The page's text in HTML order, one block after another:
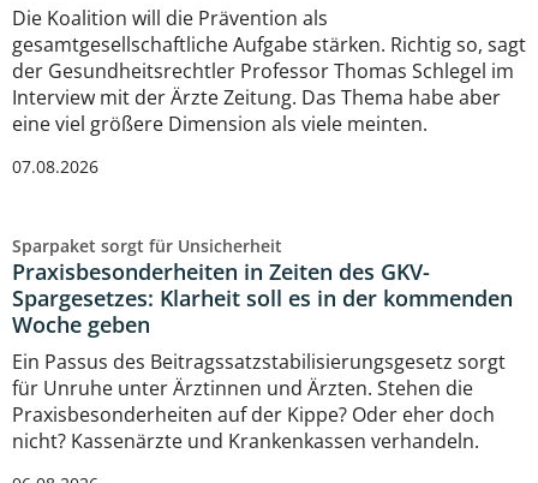
Die Koalition will die Prävention als
gesamtgesellschaftliche Aufgabe stärken. Richtig so, sagt
der Gesundheitsrechtler Professor Thomas Schlegel im
Interview mit der Ärzte Zeitung. Das Thema habe aber
eine viel größere Dimension als viele meinten.
07.08.2026
Sparpaket sorgt für Unsicherheit
Praxisbesonderheiten in Zeiten des GKV-
Spargesetzes: Klarheit soll es in der kommenden
Woche geben
Ein Passus des Beitragssatzstabilisierungsgesetz sorgt
für Unruhe unter Ärztinnen und Ärzten. Stehen die
Praxisbesonderheiten auf der Kippe? Oder eher doch
nicht? Kassenärzte und Krankenkassen verhandeln.